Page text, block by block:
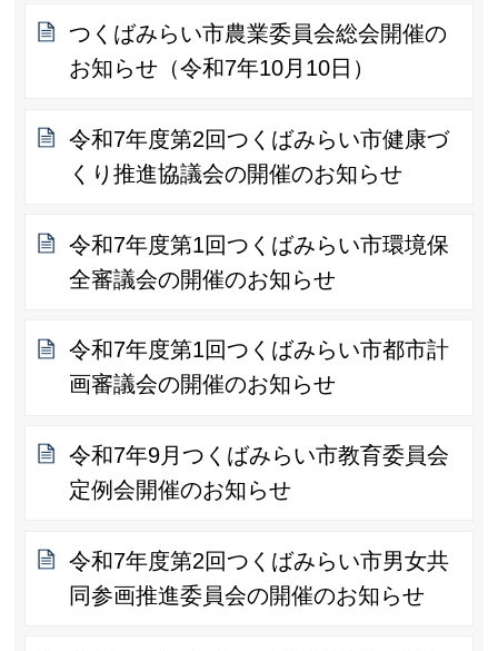
つくばみらい市農業委員会総会開催の
お知らせ（令和7年10月10日）
令和7年度第2回つくばみらい市健康づ
くり推進協議会の開催のお知らせ
令和7年度第1回つくばみらい市環境保
全審議会の開催のお知らせ
令和7年度第1回つくばみらい市都市計
画審議会の開催のお知らせ
令和7年9月つくばみらい市教育委員会
定例会開催のお知らせ
令和7年度第2回つくばみらい市男女共
同参画推進委員会の開催のお知らせ